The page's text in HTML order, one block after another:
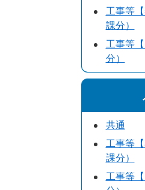
工事等
課分）
工事等
分）
共通
工事等
課分）
工事等